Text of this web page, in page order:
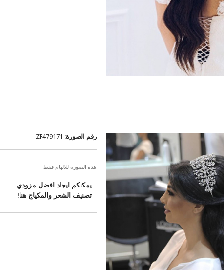
رقم الصورة:
هذه الصورة للالهام فقط
يمكنكم ايجاد افضل مزودي
تصنيف الشعر والمكياج هنا!